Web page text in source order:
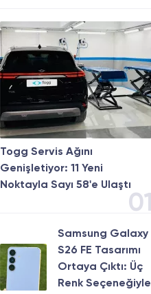
Togg Servis Ağını
Genişletiyor: 11 Yeni
Noktayla Sayı 58'e Ulaştı
01
Samsung Galaxy
S26 FE Tasarımı
Ortaya Çıktı: Üç
Renk Seçeneğiyle